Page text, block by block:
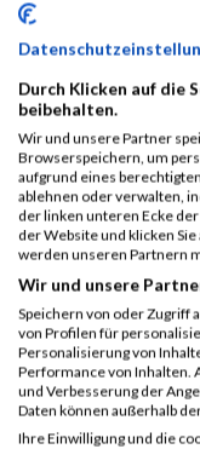
10795
10798
11162
--
10726
11089
Felix
10810
Lukas
10568
Lukas
10974
Serdar
10368
10531
Falk
10543
Michael
10508
Gunnar
10383
Michael
Durch Klicken auf die
beibehalten.
Wir und unsere Partner
Browserspeichern, um
aufgrund eines
ablehnen oder verwalten,
der linken unteren Ecke
der Website und klicken
werden unseren Partnern
Wir und unsere
Speichern von oder Zugriff
von Profilen für
Personalisierung von
Performance von Inhalten.
und Verbesserung der
Daten können außerhalb
Ihre Einwilligung und die